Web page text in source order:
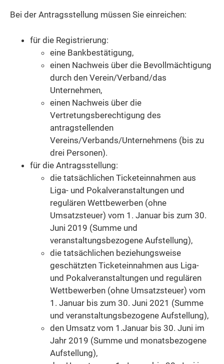
Bei der Antragsstellung müssen Sie einreichen:
für die Registrierung:
eine Bankbestätigung,
einen Nachweis über die Bevollmächtigung
durch den Verein/Verband/das
Unternehmen,
einen Nachweis über die
Vertretungsberechtigung des
antragstellenden
Vereins/Verbands/Unternehmens (bis zu
drei Personen).
für die Antragsstellung:
die tatsächlichen Ticketeinnahmen aus
Liga- und Pokalveranstaltungen und
regulären Wettbewerben (ohne
Umsatzsteuer) vom 1. Januar bis zum 30.
Juni 2019 (Summe und
veranstaltungsbezogene Aufstellung),
die tatsächlichen beziehungsweise
geschätzten Ticketeinnahmen aus Liga-
und Pokalveranstaltungen und regulären
Wettbewerben (ohne Umsatzsteuer) vom
1. Januar bis zum 30. Juni 2021 (Summe
und veranstaltungsbezogene Aufstellung),
den Umsatz vom 1.Januar bis 30. Juni im
Jahr 2019 (Summe und monatsbezogene
Aufstellung),